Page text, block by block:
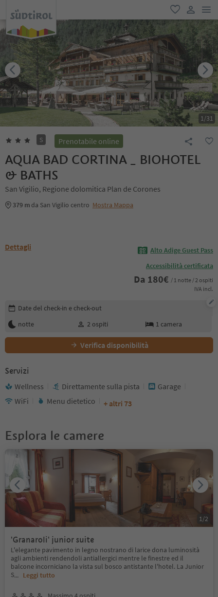
favoriti
user link
1/31
S Prenotabile online
AQUA BAD CORTINA _ BIOHOTEL
& BATHS
San Vigilio, Regione dolomitica Plan de Corones
379 m da San Vigilio centro Mostra Mappa
Dettagli
Alto Adige Guest Pass
Accessibilità certificata
Da 180€ / 1 notte / 2 ospiti
IVA incl.
Modifica i dettagli della prenotazione
Date del check-in e check-out
notte
2 ospiti 1 camera
Verifica disponibilità
Servizi
Wellness Direttamente sulla pista
Garage
WiFi
Menu dietetico + altri 73
Esplora le camere
'Granaroli' junior suite
L'elegante pavimento in legno nostrano di larice dona luminosità
agli ambienti rendendoli antiallergici mentre le finestre ed il
balcone incorniciano la vista sul bosco antistante l'hotel. La Junior
S... Leggi tutto
1 /2